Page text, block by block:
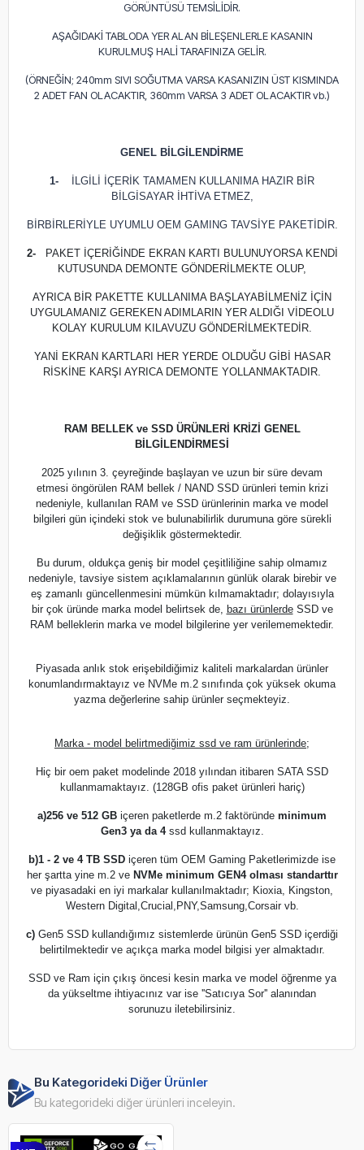
GÖRÜNTÜSÜ TEMSİLİDİR.
AŞAĞIDAKİ TABLODA YER ALAN BİLEŞENLERLE KASANIN
KURULMUŞ HALİ TARAFINIZA GELİR.
(ÖRNEĞİN; 240mm SIVI SOĞUTMA VARSA KASANIZIN ÜST KISMINDA
2 ADET FAN OLACAKTIR, 360mm VARSA 3 ADET OLACAKTIR vb.)
GENEL BİLGİLENDİRME
1-
İLGİLİ İÇERİK TAMAMEN KULLANIMA HAZIR BİR
BİLGİSAYAR İHTİVA ETMEZ,
BİRBİRLERİYLE UYUMLU OEM GAMING TAVSİYE PAKETİDİR.
2-
PAKET İÇERİĞİNDE EKRAN KARTI BULUNUYORSA KENDİ
KUTUSUNDA DEMONTE GÖNDERİLMEKTE OLUP,
AYRICA BİR PAKETTE KULLANIMA BAŞLAYABİLMENİZ İÇİN
UYGULAMANIZ GEREKEN ADIMLARIN YER ALDIĞI VİDEOLU
KOLAY KURULUM KILAVUZU GÖNDERİLMEKTEDİR.
YANİ EKRAN KARTLARI HER YERDE OLDUĞU GİBİ HASAR
RİSKİNE KARŞI AYRICA DEMONTE YOLLANMAKTADIR.
RAM BELLEK ve SSD ÜRÜNLERİ KRİZİ GENEL
BİLGİLENDİRMESİ
2025 yılının 3. çeyreğinde başlayan ve uzun bir süre devam
etmesi öngörülen RAM bellek / NAND SSD ürünleri temin krizi
nedeniyle, kullanılan RAM ve SSD ürünlerinin marka ve model
bilgileri gün içindeki stok ve bulunabilirlik durumuna göre sürekli
değişiklik göstermektedir.
Bu durum, oldukça geniş bir model çeşitliliğine sahip olmamız
nedeniyle, tavsiye sistem açıklamalarının günlük olarak birebir ve
eş zamanlı güncellenmesini mümkün kılmamaktadır; dolayısıyla
bir çok üründe marka model belirtsek de, bazı ürünlerdeSSD ve
RAM belleklerin marka ve model bilgilerine yer verilememektedir.
Piyasada anlık stok erişebildiğimiz kaliteli markalardan ürünler
konumlandırmaktayız ve NVMe m.2 sınıfında çok yüksek okuma
yazma değerlerine sahip ürünler seçmekteyiz.
Marka - model belirtmediğimiz ssd ve ram ürünlerinde;
Hiç bir oem paket modelinde 2018 yılından itibaren SATA SSD
kullanmamaktayız. (128GB ofis paket ürünleri hariç)
a)256 ve 512 GB içeren paketlerde m.2 faktöründe minimum
Gen3 ya da 4ssd kullanmaktayız.
b)1 - 2 ve 4 TB SSD içeren tüm OEM Gaming Paketlerimizde ise
her şartta yine m.2 ve NVMe minimum GEN4 olması standarttır
ve piyasadaki en iyi markalar kullanılmaktadır; Kioxia, Kingston,
Western Digital,Crucial,PNY,Samsung,Corsair vb.
c) Gen5 SSD kullandığımız sistemlerde ürünün Gen5 SSD içerdiği
belirtilmektedir ve açıkça marka model bilgisi yer almaktadır.
SSD ve Ram için çıkış öncesi kesin marka ve model öğrenme ya
da yükseltme ihtiyacınız var ise ''Satıcıya Sor'' alanından
sorunuzu iletebilirsiniz.
Bu Kategorideki Diğer Ürünler
Bu kategorideki diğer ürünleri inceleyin.